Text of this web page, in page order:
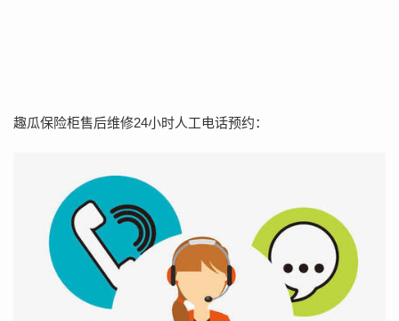
趣瓜保险柜售后维修24小时人工电话预约：